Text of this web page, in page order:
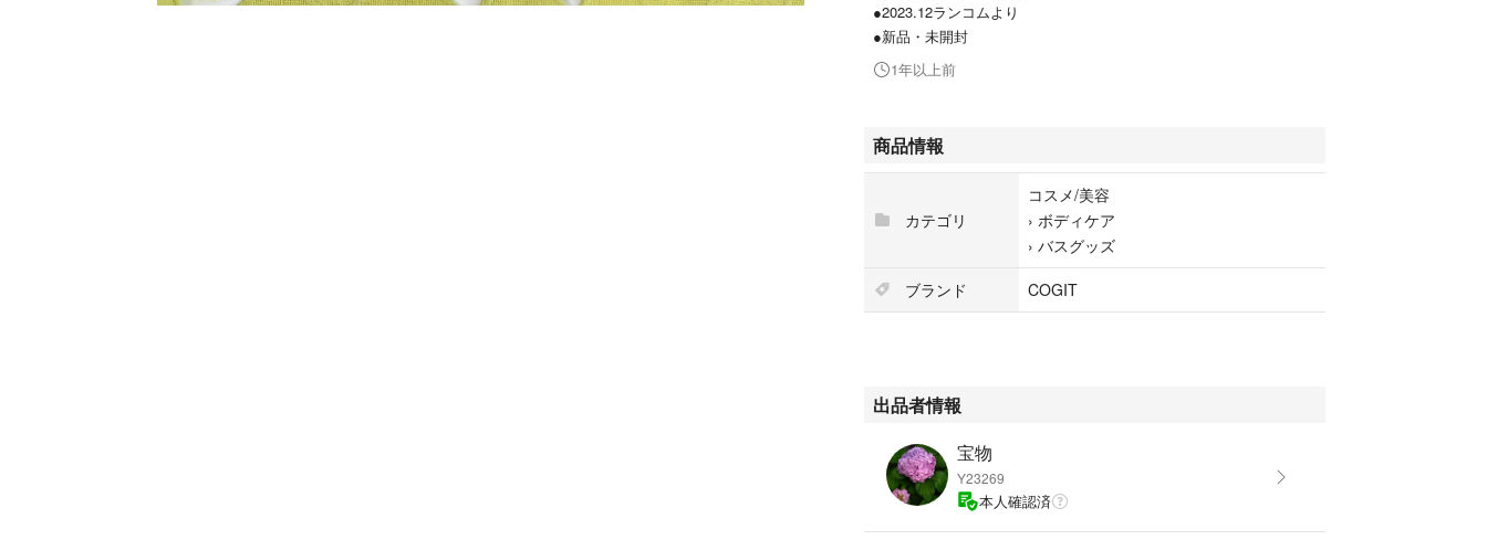
●2023.12ランコムより
●新品・未開封
1年以上前
商品情報
カテゴリ
コスメ/美容
› ボディケア
› バスグッズ
ブランド
COGIT
出品者情報
宝物
Y23269
本人確認済